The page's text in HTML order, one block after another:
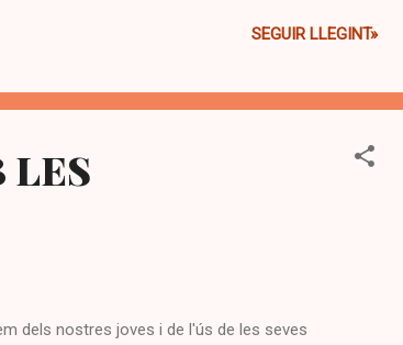
Facebook : Més de 50.000 seguidors a
o Intermon. Però si ho comparem amb
SEGUIR LLEGINT»
LES
dels nostres joves i de l'ús de les seves